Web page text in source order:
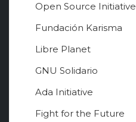
Open Source Initiative
Fundación Karisma
Libre Planet
GNU Solidario
Ada Initiative
Fight for the Future